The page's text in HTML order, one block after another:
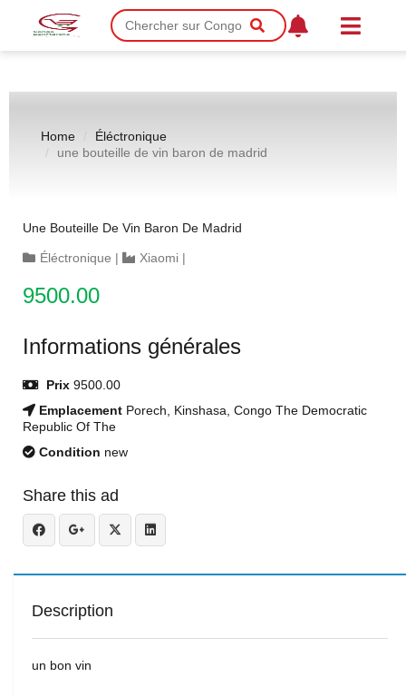
Home
Éléctronique
une bouteille de vin baron de madrid
Une Bouteille De Vin Baron De Madrid
Éléctronique | Xiaomi |
9500.00
Informations générales
Prix 9500.00
Emplacement Porech, Kinshasa, Congo The Democratic
Republic Of The
Condition new
Share this ad
Description
un bon vin